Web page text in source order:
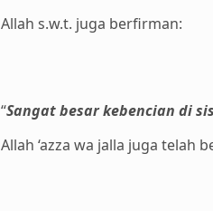
Allah s.w.t. juga berfirman:
“Sangat besar kebencian di
Allah ‘azza wa jalla juga telah